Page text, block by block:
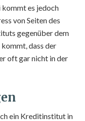
kommt es jedoch
von Seiten des
gegenüber dem
dass der
oft gar nicht in der
ein Kreditinstitut in